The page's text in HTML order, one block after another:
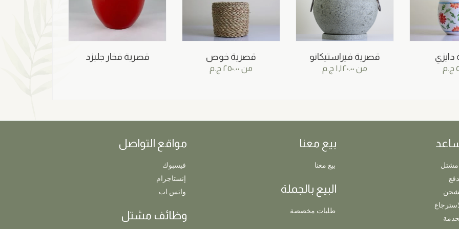
قصرية فخار جليزد قصرية خوص
من ٢٥٠.٠٠ ج.م
قصرية فيراستيكانو
من ١,١٢٠.٠٠ ج.م ج.م
مشتل
بيع معنا
بيع معنا
البيع بالجملة
طلبات مخصصة
مواقع التواصل
فيسبوك
إنستاجرام
واتس اب
وظائف مشتل